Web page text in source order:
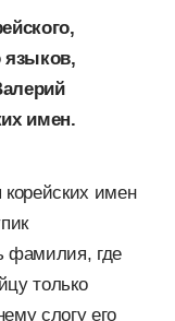
языков,
имен.
имен
фамилия, где
только
слогу его